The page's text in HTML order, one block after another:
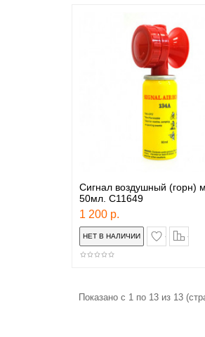
Сигнал воздушный (горн)
50мл. C11649
1 200 р.
в
Показано с 1 по 13 из 13